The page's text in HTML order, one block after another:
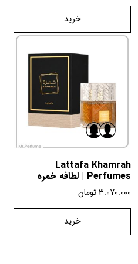
خرید
Lattafa Khamrah
Perfumes | لطافه خمره
3.070.000تومان
خرید